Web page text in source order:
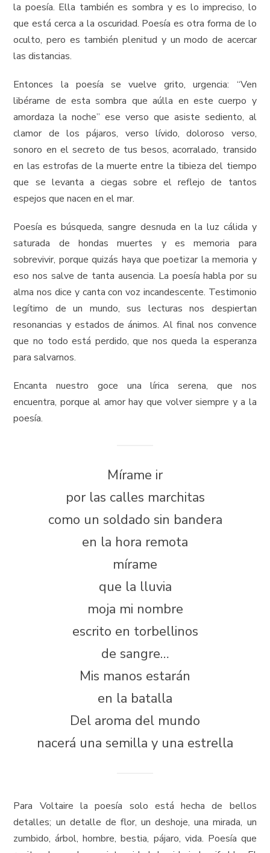
la poesía. Ella también es sombra y es lo impreciso, lo
que está cerca a la oscuridad. Poesía es otra forma de lo
oculto, pero es también plenitud y un modo de acercar
las distancias.
Entonces la poesía se vuelve grito, urgencia: “Ven
libérame de esta sombra que aúlla en este cuerpo y
amordaza la noche” ese verso que asiste sediento, al
clamor de los pájaros, verso lívido, doloroso verso,
sonoro en el secreto de tus besos, acorralado, transido
en las estrofas de la muerte entre la tibieza del tiempo
que se levanta a ciegas sobre el reflejo de tantos
espejos que nacen en el mar.
Poesía es búsqueda, sangre desnuda en la luz cálida y
saturada de hondas muertes y es memoria para
sobrevivir, porque quizás haya que poetizar la memoria y
eso nos salve de tanta ausencia. La poesía habla por su
alma nos dice y canta con voz incandescente. Testimonio
legítimo de un mundo, sus lecturas nos despiertan
resonancias y estados de ánimos. Al final nos convence
que no todo está perdido, que nos queda la esperanza
para salvarnos.
Encanta nuestro goce una lírica serena, que nos
encuentra, porque al amor hay que volver siempre y a la
poesía.
Mírame ir
por las calles marchitas
como un soldado sin bandera
en la hora remota
mírame
que la lluvia
moja mi nombre
escrito en torbellinos
de sangre…
Mis manos estarán
en la batalla
Del aroma del mundo
nacerá una semilla y una estrella
Para Voltaire la poesía solo está hecha de bellos
detalles; un detalle de flor, un deshoje, una mirada, un
zumbido, árbol, hombre, bestia, pájaro, vida. Poesía que